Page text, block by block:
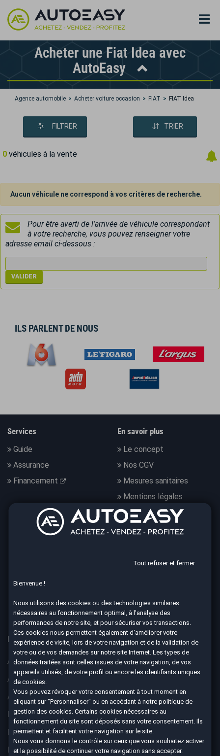
Acheter une Fiat Idea avec
AutoEasy
Agence automobile Acheter voiture occasion FIAT FIAT Idea
FILTRER TRIER
0 véhicules à la vente
Aucun véhicule ne correspond à vos critères de recherche.
Pour être averti de l'arrivée de véhicule correspondant
à votre recherche, vous pouvez renseigner votre
adresse email ci-dessous :
ILS PARLENT DE NOUS
Services
Guide
Assurance
Financement
En savoir plus
Le concept
Nos CGV
Mesures sanitaires
Mentions légales
Données personnelles
8590 avis Google
Nos 67 agences à votre service dans toute la France
Aix-en-Provence
Ajaccio
Albertville
Angoulême
Aurillac
Belfort
Bergerac
Besançon
Bordeaux lac
Bordeaux Mérignac
Bougival
Tout refuser et fermer
Bienvenue !
Nous utilisons des cookies ou des technologies similaires
nécessaires au fonctionnement optimal, à l'analyse des
performances de notre site, et pour sécuriser vos transactions.
Ces cookies nous permettent également d'améliorer votre
expérience de visite, lors de votre navigation et de la validation de
votre ou de vos demandes sur notre site Internet. Les types de
données traitées sont celles issues de votre navigation, de vos
appareils utilisés, de votre profil ou encore les identifiants uniques
de cookies.
Vous pouvez révoquer votre consentement à tout moment en
cliquant sur "Personnaliser" ou en accédant à notrepolitique de
gestion des cookies . Certains cookies nécessaires au
fonctionnement du site sont déposés sans votre consentement. Ils
permettent et facilitent votre navigation sur le site.
Nous vous donnons le contrôle sur ceux que vous souhaitez activer
et la possibilité de continuer votre navigation sans accepter.